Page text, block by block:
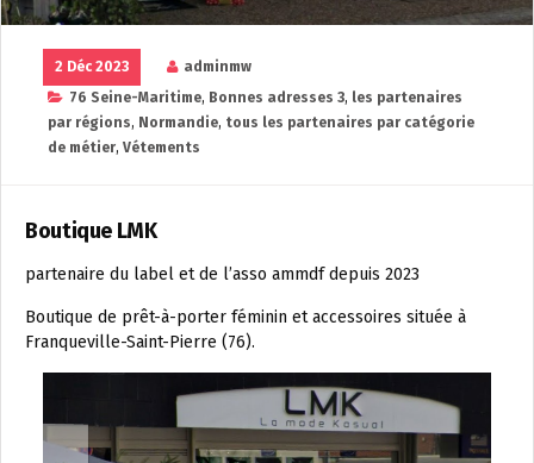
2 Déc 2023
adminmw
76 Seine-Maritime, Bonnes adresses 3, les partenaires
par régions, Normandie, tous les partenaires par catégorie
de métier, Vétements
Boutique LMK
partenaire du label et de l’asso ammdf depuis 2023
Boutique de prêt-à-porter féminin et accessoires située à
Franqueville-Saint-Pierre (76).